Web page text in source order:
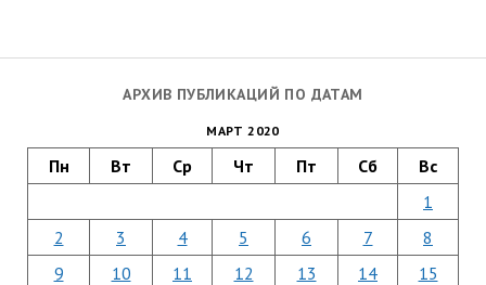
АРХИВ ПУБЛИКАЦИЙ ПО ДАТАМ
МАРТ 2020
Пн Вт Ср Чт Пт Сб Вс
1
2
3 4 5 6 7
8
9
10 11 12 13 14
15